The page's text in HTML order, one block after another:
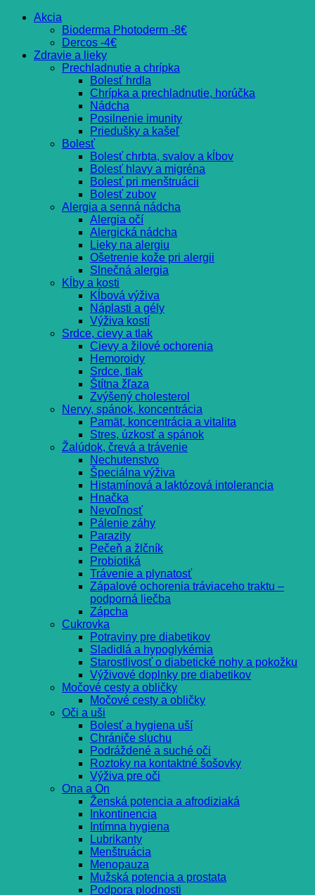
Akcia
Bioderma Photoderm -8€
Dercos -4€
Zdravie a lieky
Prechladnutie a chrípka
Bolesť hrdla
Chrípka a prechladnutie, horúčka
Nádcha
Posilnenie imunity
Priedušky a kašeľ
Bolesť
Bolesť chrbta, svalov a kĺbov
Bolesť hlavy a migréna
Bolesť pri menštruácii
Bolesť zubov
Alergia a senná nádcha
Alergia očí
Alergická nádcha
Lieky na alergiu
Ošetrenie kože pri alergii
Slnečná alergia
Kĺby a kosti
Kĺbová výživa
Náplasti a gély
Výživa kostí
Srdce, cievy a tlak
Cievy a žilové ochorenia
Hemoroidy
Srdce, tlak
Štítna žľaza
Zvýšený cholesterol
Nervy, spánok, koncentrácia
Pamät, koncentrácia a vitalita
Stres, úzkosť a spánok
Žalúdok, črevá a trávenie
Nechutenstvo
Špeciálna výživa
Histamínová a laktózová intolerancia
Hnačka
Nevoľnosť
Pálenie záhy
Parazity
Pečeň a žlčník
Probiotiká
Trávenie a plynatosť
Zápalové ochorenia tráviaceho traktu –
podporná liečba
Zápcha
Cukrovka
Potraviny pre diabetikov
Sladidlá a hypoglykémia
Starostlivosť o diabetické nohy a pokožku
Výživové doplnky pre diabetikov
Močové cesty a obličky
Močové cesty a obličky
Oči a uši
Bolesť a hygiena uší
Chrániče sluchu
Podráždené a suché oči
Roztoky na kontaktné šošovky
Výživa pre oči
Ona a On
Ženská potencia a afrodiziaká
Inkontinencia
Intímna hygiena
Lubrikanty
Menštruácia
Menopauza
Mužská potencia a prostata
Podpora plodnosti